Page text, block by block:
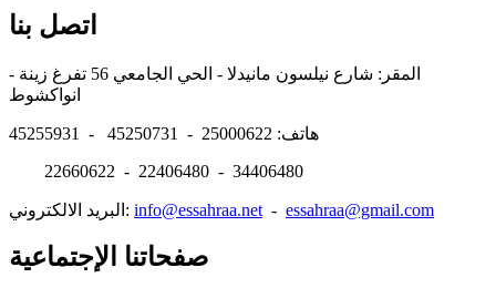
اتصل بنا
المقر: شارع نيلسون مانيدلا - الحي الجامعي 56 تفرغ زينة -
هاتف: 25000622 - 45250731 - 45255931
22660622 - 22406480 - 34406480
البريد الالكتروني: info@essahraa.net - essahraa@gmail.com
صفحاتنا الإجتماعية